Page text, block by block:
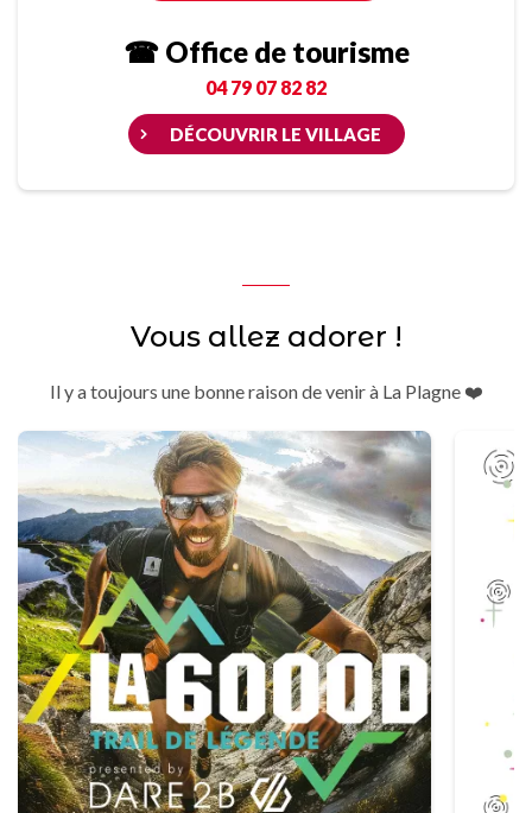
☎ Office de tourisme
04 79 07 82 82
DÉCOUVRIR LE VILLAGE
Vous allez adorer !
Il y a toujours une bonne raison de venir à La Plagne ❤️